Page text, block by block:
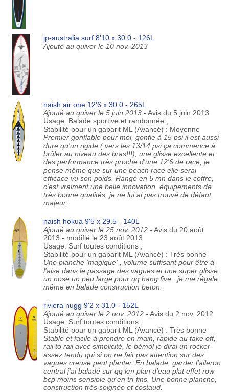
jp-australia surf 8'10 x 30.0 - 126L
Ajouté au quiver le 10 nov. 2013
naish air one 12'6 x 30.0 - 265L
Ajouté au quiver le 5 juin 2013 - Avis du 5 juin 2013
Usage: Balade sportive et randonnée ;
Stabilité pour un gabarit ML (Avancé) : Moyenne
Premier gonflable pour moi, gonfle à 15 psi il est aussi
dure qu'un rigide ( vers les 13/14 psi ça commence à
brûler au niveau des bras!!!), une glisse excellente et
des performance très proche d'une 12'6 de race, je
pense même que sur une beach race elle serai
efficace vu son poids. Rangé en 5 mn dans le coffre,
c'est vraiment une belle innovation, équipements de
très bonne qualités, je ne lui ai pas trouvé de défaut
majeur.
naish hokua 9'5 x 29.5 - 140L
Ajouté au quiver le 25 nov. 2012 - Avis du 20 août
2013 - modifié le 23 août 2013
Usage: Surf toutes conditions ;
Stabilité pour un gabarit ML (Avancé) : Très bonne
Une planche 'magique' , volume suffisant pour être à
l'aise dans le passage des vagues et une super glisse
un nose un peu large pour qq hang five , je me régale
même en balade construction beton.
riviera nugg 9'2 x 31.0 - 152L
Ajouté au quiver le 2 nov. 2012 - Avis du 2 nov. 2012
Usage: Surf toutes conditions ;
Stabilité pour un gabarit ML (Avancé) : Très bonne
Stable et facile à prendre en main, rapide au take off,
rail to rail avec simplicité, le bémol je dirai un rocker
assez tendu qui si on ne fait pas attention sur des
vagues creuse peut planter. En balade, garder l'aileron
central j'ai baladé sur qq km plan d'eau plat effet row
bcp moins sensible qu'en tri-fins. Une bonne planche,
construction très soignée et costaud.